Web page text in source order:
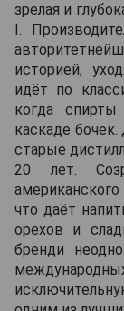
зрелая и
I.
историей,
идёт по
когда
каскаде
старые
20 лет.
что даёт
орехов и
бренди